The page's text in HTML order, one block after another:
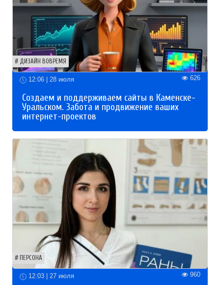
ДИЗАЙН ВОВРЕМЯ
12:06 | 28 июля 626
Создаем и поддерживаем сайты в Каменске-
Уральском. Забота и продвижение ваших
интернет-проектов
ПЕРСОНА
12:03 | 27 июля 960